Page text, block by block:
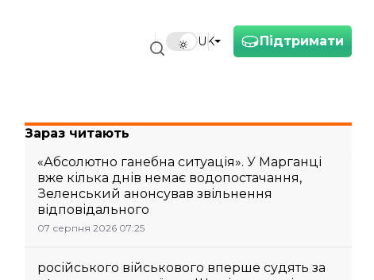
Підтримати
UK
Зараз читають
«Абсолютно ганебна ситуація». У Марганці
вже кілька днів немає водопостачання,
Зеленський анонсував звільнення
відповідального
07 серпня 2026 07:25
російського військового вперше судять за